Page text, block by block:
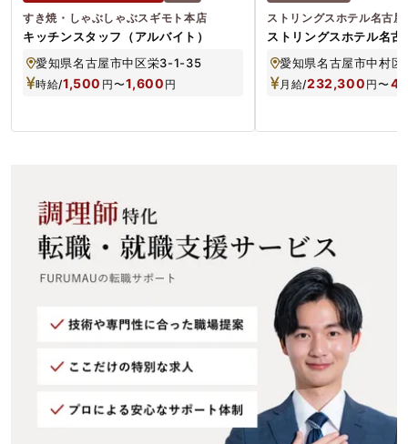
すき焼・しゃぶしゃぶスギモト本店
キッチンスタッフ（アルバイト）
愛知県名古屋市中区栄3-1-35
時給/1,500 円〜1,600 円
ストリングスホテル名古屋
ストリングスホテル名古
調理スタッフ【正社員】
月給/232,300 円〜